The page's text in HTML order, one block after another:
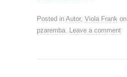
Posted in Autor, Viola Frank on
pzaremba. Leave a comment